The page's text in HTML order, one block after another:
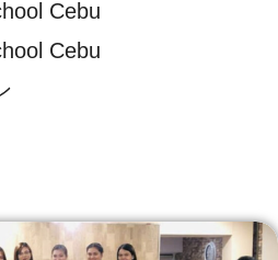
Cebu
Cebu